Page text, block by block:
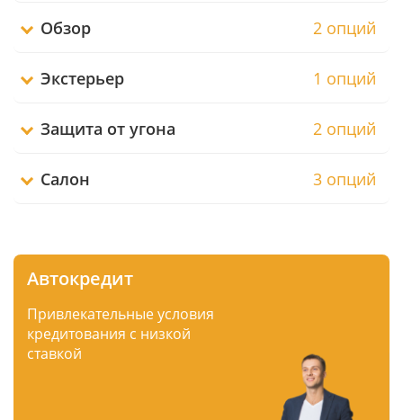
Обзор 2 опций
Экстерьер 1 опций
Защита от угона 2 опций
Салон 3 опций
Автокредит
Привлекательные условия
кредитования с низкой
ставкой